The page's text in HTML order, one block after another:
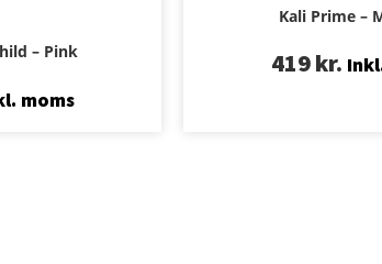
– Pink
moms
Kali Prime –
419kr.